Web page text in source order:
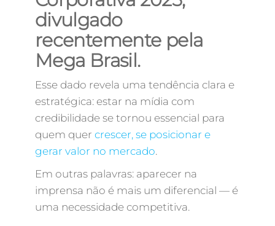
divulgado
recentemente pela
Mega Brasil.
Esse dado revela uma tendência clara e
estratégica: estar na mídia com
credibilidade se tornou essencial para
quem quer crescer, se posicionar e
gerar valor no mercado.
Em outras palavras: aparecer na
imprensa não é mais um diferencial — é
uma necessidade competitiva.